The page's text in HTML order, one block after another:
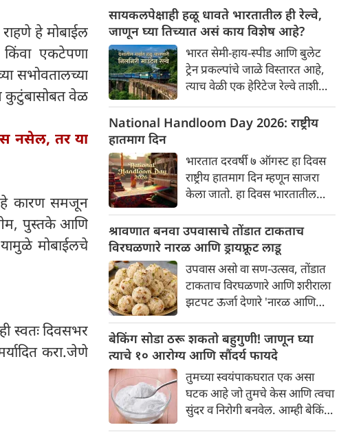
हे मोबाईल
किंवा एकटेपणा
सभोवतालच्या
कुटुंबासोबत वेळ
नसेल, तर या
हे कारण समजून
गेम, पुस्तके आणि
मोबाईलचे
स्वतः दिवसभर
करा.जेणे
सायकलपेक्षाही हळू धावते भारतातील ही रेल्वे,
जाणून घ्या तिच्यात असं काय विशेष आहे?
भारत सेमी-हाय-स्पीड आणि बुलेट
ट्रेन प्रकल्पांचे जाळे विस्तारत आहे,
त्याच वेळी एक हेरिटेज रेल्वे ताशी
वेगाने धावून प्रवाशांची मने जिंकत
National Handloom Day 2026: राष्ट्रीय
हातमाग दिन
भारतात दरवर्षी ७ ऑगस्ट हा दिवस
राष्ट्रीय हातमाग दिन म्हणून साजरा
केला जातो. हा दिवस भारतातील
वारसा आणि देशातील विणकर
समुदायाच्या योगदानाचा गौरव
करण्यासाठी समर्पित आहे.
श्रावणात बनवा उपवासाचे तोंडात टाकताच
विरघळणारे नारळ आणि ड्रायफ्रूट लाडू
उपवास असो वा सण-उत्सव, तोंडात
टाकताच विरघळणारे आणि शरीराला
झटपट ऊर्जा देणारे 'नारळ आणि
टेस्टी आणि पौष्टिक पर्याय आहे.हे
लाडू बनवायला अगदी सोपे आहेत
आणि यामध्ये साखरेऐवजी गूळ किंवा
खजूर वापरल्यास हे आरोग्यदायी
बनतात.
बेकिंग सोडा ठरू शकतो बहुगुणी! जाणून घ्या
त्याचे १० आरोग्य आणि सौंदर्य फायदे
तुमच्या स्वयंपाकघरात एक असा
घटक आहे जो तुमचे केस आणि त्वचा
सुंदर व निरोगी बनवेल. आम्ही बेकिंग